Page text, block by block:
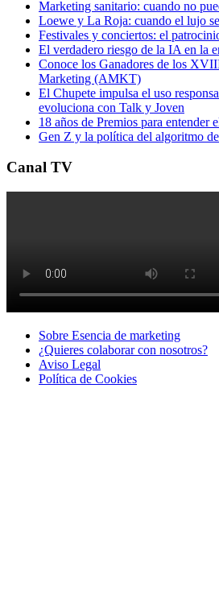
Marketing sanitario: cuando no
Loewe y La Roja: cuando el lujo
Festivales y conciertos: el
El verdadero riesgo de la IA en la
Conoce los Ganadores de los
Marketing (AMKT)
El Chupete impulsa el uso
evoluciona con Talk y Joven
18 años de Premios para entender
Gen Z y la política del algoritmo
Canal TV
Sobre Esencia de marketing
¿Quieres colaborar con nosotros?
Aviso Legal
Polí­tica de Cookies